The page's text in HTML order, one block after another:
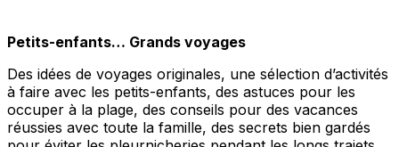
Petits-enfants… Grands voyages
Des idées de voyages originales, une sélection d’activités
à faire avec les petits-enfants, des astuces pour les
occuper à la plage, des conseils pour des vacances
réussies avec toute la famille, des secrets bien gardés